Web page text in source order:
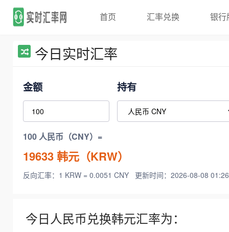
首页 汇率兑换 银行
今日实时汇率
金额 持有
100 人民币（CNY）=
19633韩元（KRW）
反向汇率：1 KRW = 0.0051 CNY 更新时间：2026-08-08
今日人民币兑换韩元汇率为：